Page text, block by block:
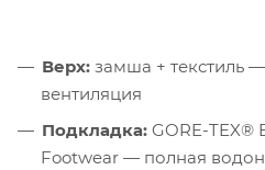
Верх: замша + текстиль
вентиляция
Подкладка: GORE-TEX®
Footwear — полная